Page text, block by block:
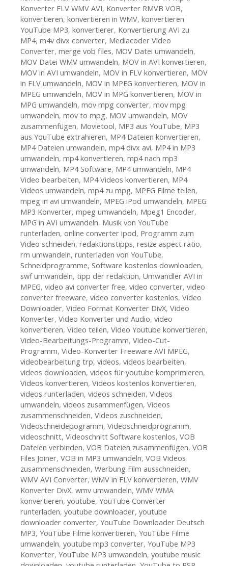
Konverter FLV WMV AVI, Konverter RMVB VOB,
konvertieren, konvertieren in WMV, konvertieren
YouTube MP3, konvertierer, Konvertierung AVI zu
MP4, m4v divx converter, Mediacoder Video
Converter, merge vob files, MOV Datei umwandeln,
MOV Datei WMV umwandeln, MOV in AVI konvertieren,
MOV in AVI umwandeln, MOV in FLV konvertieren, MOV
in FLV umwandeln, MOV in MPEG konvertieren, MOV in
MPEG umwandeln, MOV in MPG konvertieren, MOV in
MPG umwandeln, mov mpg converter, mov mpg
umwandeln, mov to mpg, MOV umwandeln, MOV
zusammenfügen, Movietool, MP3 aus YouTube, MP3
aus YouTube extrahieren, MP4 Dateien konvertieren,
MP4 Dateien umwandeln, mp4 divx avi, MP4 in MP3
umwandeln, mp4 konvertieren, mp4 nach mp3
umwandeln, MP4 Software, MP4 umwandeln, MP4
Video bearbeiten, MP4 Videos konvertieren, MP4
Videos umwandeln, mp4 zu mpg, MPEG Filme teilen,
mpeg in avi umwandeln, MPEG iPod umwandeln, MPEG
MP3 Konverter, mpeg umwandeln, Mpeg1 Encoder,
MPG in AVI umwandeln, Musik von YouTube
runterladen, online converter ipod, Programm zum
Video schneiden, redaktionstipps, resize aspect ratio,
rm umwandeln, runterladen von YouTube,
Schneidprogramme, Software kostenlos downloaden,
swf umwandeln, tipp der redaktion, Umwandler AVI in
MPEG, video avi converter free, video converter, video
converter freeware, video converter kostenlos, Video
Downloader, Video Format Konverter DivX, Video
Konverter, Video Konverter und Audio, video
konvertieren, Video teilen, Video Youtube konvertieren,
Video-Bearbeitungs-Programm, Video-Cut-
Programm, Video-Konverter Freeware AVI MPEG,
videobearbeitung trp, videos, videos bearbeiten,
videos downloaden, videos für youtube komprimieren,
Videos konvertieren, Videos kostenlos konvertieren,
videos runterladen, videos schneiden, Videos
umwandeln, videos zusammenfügen, Videos
zusammenschneiden, Videos zuschneiden,
Videoschneidepogramm, Videoschneidprogramm,
videoschnitt, Videoschnitt Software kostenlos, VOB
Dateien verbinden, VOB Dateien zusammenfügen, VOB
Files Joiner, VOB in MP3 umwandeln, VOB Videos
zusammenschneiden, Werbung Film ausschneiden,
WMV AVI Converter, WMV in FLV konvertieren, WMV
Konverter DivX, wmv umwandeln, WMV WMA
konvertieren, youtube, YouTube Converter
runterladen, youtube downloader, youtube
downloader converter, YouTube Downloader Deutsch
MP3, YouTube Filme konvertieren, YouTube Filme
umwandeln, youtube mp3 converter, YouTube MP3
Konverter, YouTube MP3 umwandeln, youtube music